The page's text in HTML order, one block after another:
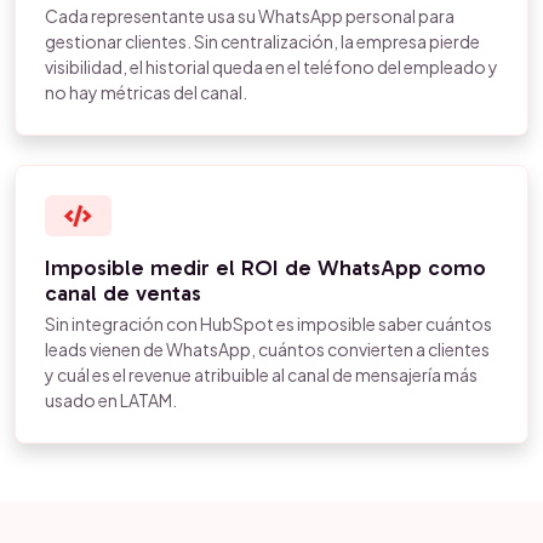
Cada representante usa su WhatsApp personal para
gestionar clientes. Sin centralización, la empresa pierde
visibilidad, el historial queda en el teléfono del empleado y
no hay métricas del canal.
Imposible medir el ROI de WhatsApp como
canal de ventas
Sin integración con HubSpot es imposible saber cuántos
leads vienen de WhatsApp, cuántos convierten a clientes
y cuál es el revenue atribuible al canal de mensajería más
usado en LATAM.